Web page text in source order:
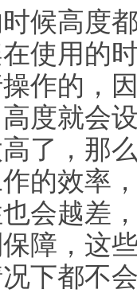
候高度
使用的
作的，
度就会
了，那
的效率
会越差
障，这
下都不